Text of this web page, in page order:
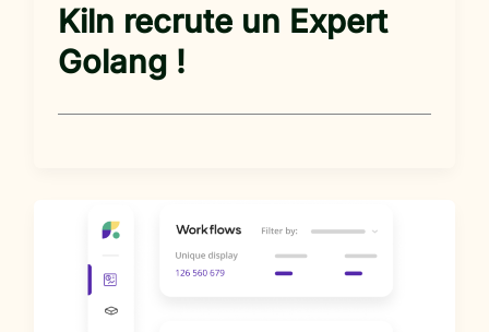
Kiln recrute un Expert
Golang !